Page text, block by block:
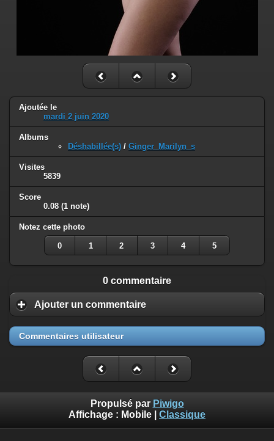
Ajoutée le
mardi 2 juin 2020
Albums
Déshabillée(s) / Ginger_Marilyn_s
Visites
5839
Score
0.08 (1 note)
Notez cette photo
0 1 2 3 4 5
0 commentaire
Ajouter un commentaire
Commentaires utilisateur
Propulsé par Piwigo
Affichage : Mobile Classique